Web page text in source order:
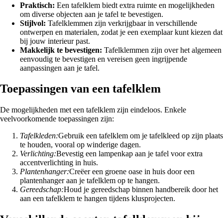
Praktisch: Een tafelklem biedt extra ruimte en mogelijkheden
om diverse objecten aan je tafel te bevestigen.
Stijlvol: Tafelklemmen zijn verkrijgbaar in verschillende
ontwerpen en materialen, zodat je een exemplaar kunt kiezen dat
bij jouw interieur past.
Makkelijk te bevestigen: Tafelklemmen zijn over het algemeen
eenvoudig te bevestigen en vereisen geen ingrijpende
aanpassingen aan je tafel.
Toepassingen van een tafelklem
De mogelijkheden met een tafelklem zijn eindeloos. Enkele
veelvoorkomende toepassingen zijn:
Tafelkleden:Gebruik een tafelklem om je tafelkleed op zijn plaats
te houden, vooral op winderige dagen.
Verlichting:Bevestig een lampenkap aan je tafel voor extra
accentverlichting in huis.
Plantenhanger:Creëer een groene oase in huis door een
plantenhanger aan je tafelklem op te hangen.
Gereedschap:Houd je gereedschap binnen handbereik door het
aan een tafelklem te hangen tijdens klusprojecten.